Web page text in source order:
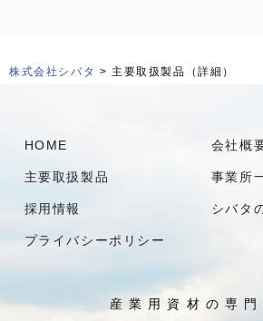
株式会社シバタ > 主要取扱製品（詳細）
HOME 会社概
主要取扱製品 事業所
採用情報 シバタ
プライバシーポリシー
産 業 用 資 材 の 専 門